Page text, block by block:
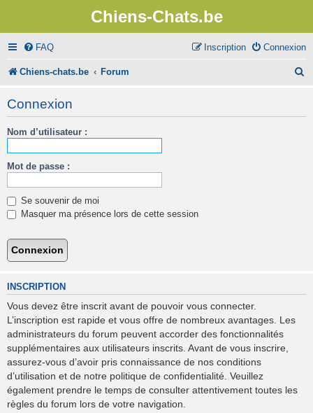
Chiens-Chats.be
FAQ Connexion
Inscription
Chiens-chats.be Forum
Connexion
Nom d’utilisateur :
Mot de passe :
Se souvenir de moi
Masquer ma présence lors de cette session
INSCRIPTION
Vous devez être inscrit avant de pouvoir vous connecter.
L’inscription est rapide et vous offre de nombreux avantages. Les
administrateurs du forum peuvent accorder des fonctionnalités
supplémentaires aux utilisateurs inscrits. Avant de vous inscrire,
assurez-vous d’avoir pris connaissance de nos conditions
d’utilisation et de notre politique de confidentialité. Veuillez
également prendre le temps de consulter attentivement toutes les
règles du forum lors de votre navigation.